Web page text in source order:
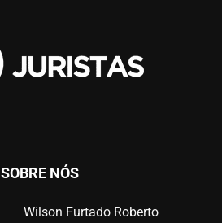
SOBRE NÓS
Wilson Furtado Roberto